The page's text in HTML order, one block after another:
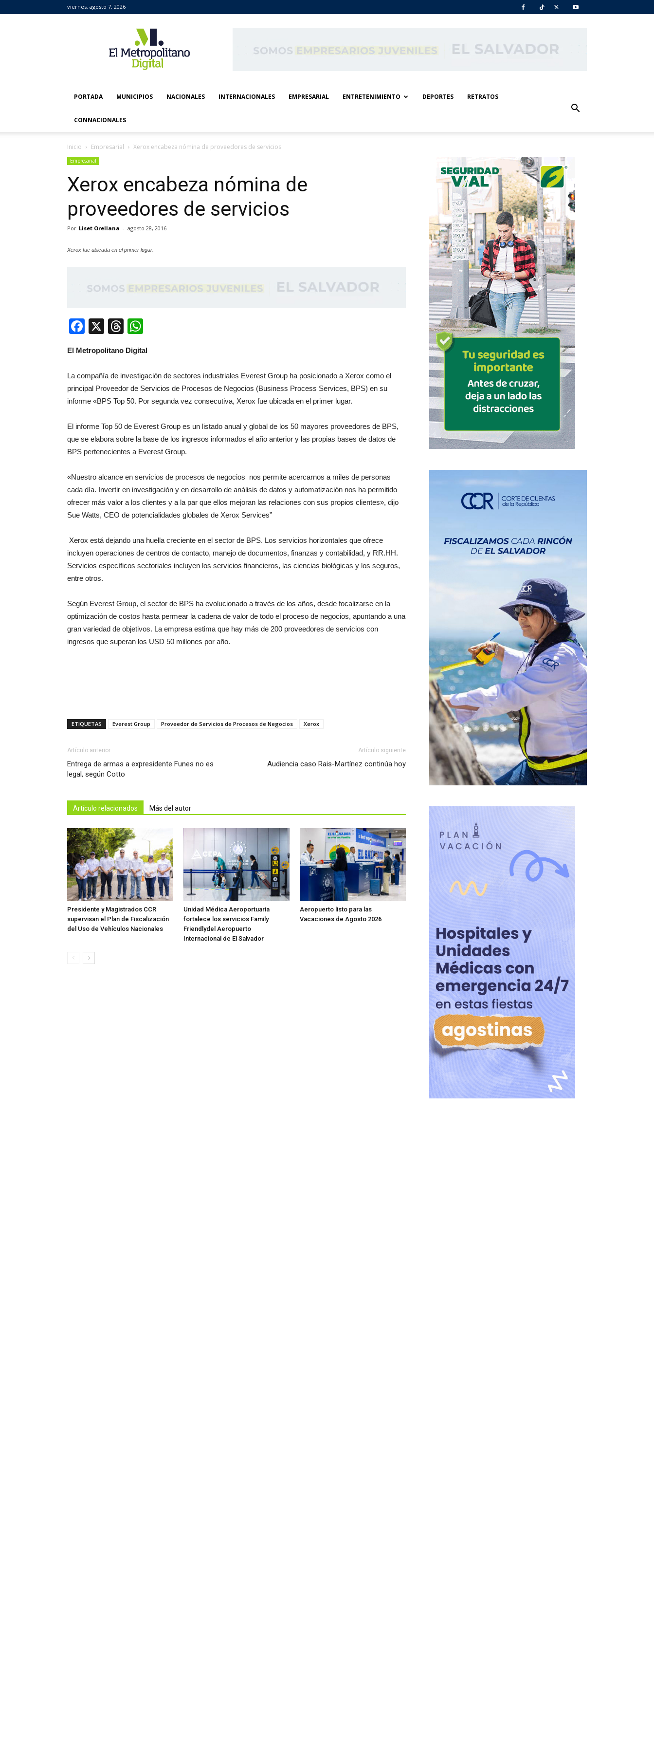
viernes, agosto 7, 2026
Metropolitano
Digital
PORTADA MUNICIPIOS NACIONALES INTERNACIONALES EMPRESARIAL ENTRETENIMIENTO DEPORTES RETRATOS
CONNACIONALES
Inicio Empresarial Xerox encabeza nómina de proveedores de servicios
Empresarial
Xerox encabeza nómina de
proveedores de servicios
Por Liset Orellana - agosto 28, 2016
Xerox fue ubicada en el primer lugar.
Facebook
X Threads
El Metropolitano Digital
La compañía de investigación de sectores industriales Everest Group ha posicionado a Xerox como el
principal Proveedor de Servicios de Procesos de Negocios (Business Process Services, BPS) en su
informe «BPS Top 50. Por segunda vez consecutiva, Xerox fue ubicada en el primer lugar.
El informe Top 50 de Everest Group es un listado anual y global de los 50 mayores proveedores de BPS,
que se elabora sobre la base de los ingresos informados el año anterior y las propias bases de datos de
BPS pertenecientes a Everest Group.
«Nuestro alcance en servicios de procesos de negocios nos permite acercarnos a miles de personas
cada día. Invertir en investigación y en desarrollo de análisis de datos y automatización nos ha permitido
ofrecer más valor a los clientes y a la par que ellos mejoran las relaciones con sus propios clientes», dijo
Sue Watts, CEO de potencialidades globales de Xerox Services”
Xerox está dejando una huella creciente en el sector de BPS. Los servicios horizontales que ofrece
incluyen operaciones de centros de contacto, manejo de documentos, finanzas y contabilidad, y RR.HH.
Servicios específicos sectoriales incluyen los servicios financieros, las ciencias biológicas y los seguros,
entre otros.
Según Everest Group, el sector de BPS ha evolucionado a través de los años, desde focalizarse en la
optimización de costos hasta permear la cadena de valor de todo el proceso de negocios, apuntando a una
gran variedad de objetivos. La empresa estima que hay más de 200 proveedores de servicios con
ingresos que superan los USD 50 millones por año.
ETIQUETAS Everest Group Proveedor de Servicios de Procesos de Negocios Xerox
Artículo anterior
Entrega de armas a expresidente Funes no es
legal, según Cotto
Artículo siguiente
Audiencia caso Rais-Martínez continúa hoy
Artículo relacionados Más del autor
Presidente y Magistrados CCR
supervisan el Plan de Fiscalización
del Uso de Vehículos Nacionales
Unidad Médica Aeroportuaria
fortalece los servicios Family
Friendlydel Aeropuerto
Internacional de El Salvador
Aeropuerto listo para las
Vacaciones de Agosto 2026